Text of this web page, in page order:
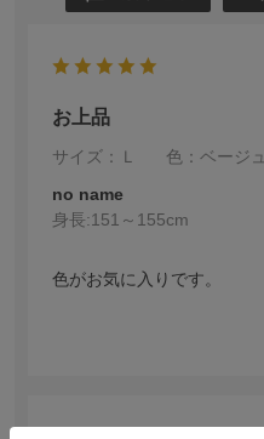
お上品
サイズ：Ｌ
色：ベージュ
no name
身長:151～155cm
色がお気に入りです。